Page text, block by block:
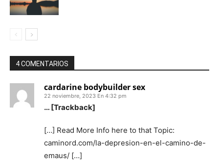
4 COMENTARIOS
cardarine bodybuilder sex
22 noviembre, 2023 En 4:32 pm
… [Trackback]
[…] Read More Info here to that Topic:
caminord.com/la-depresion-en-el-camino-de-
emaus/ […]